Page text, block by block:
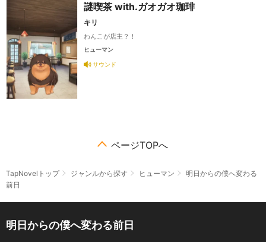
謎喫茶 with.ガオガオ珈琲
キリ
わんこが店主？！
ヒューマン
サウンド
ページTOPへ
TapNovelトップ ジャンルから探す ヒューマン
明日からの僕へ変わる
前日
明日からの僕へ変わる前日